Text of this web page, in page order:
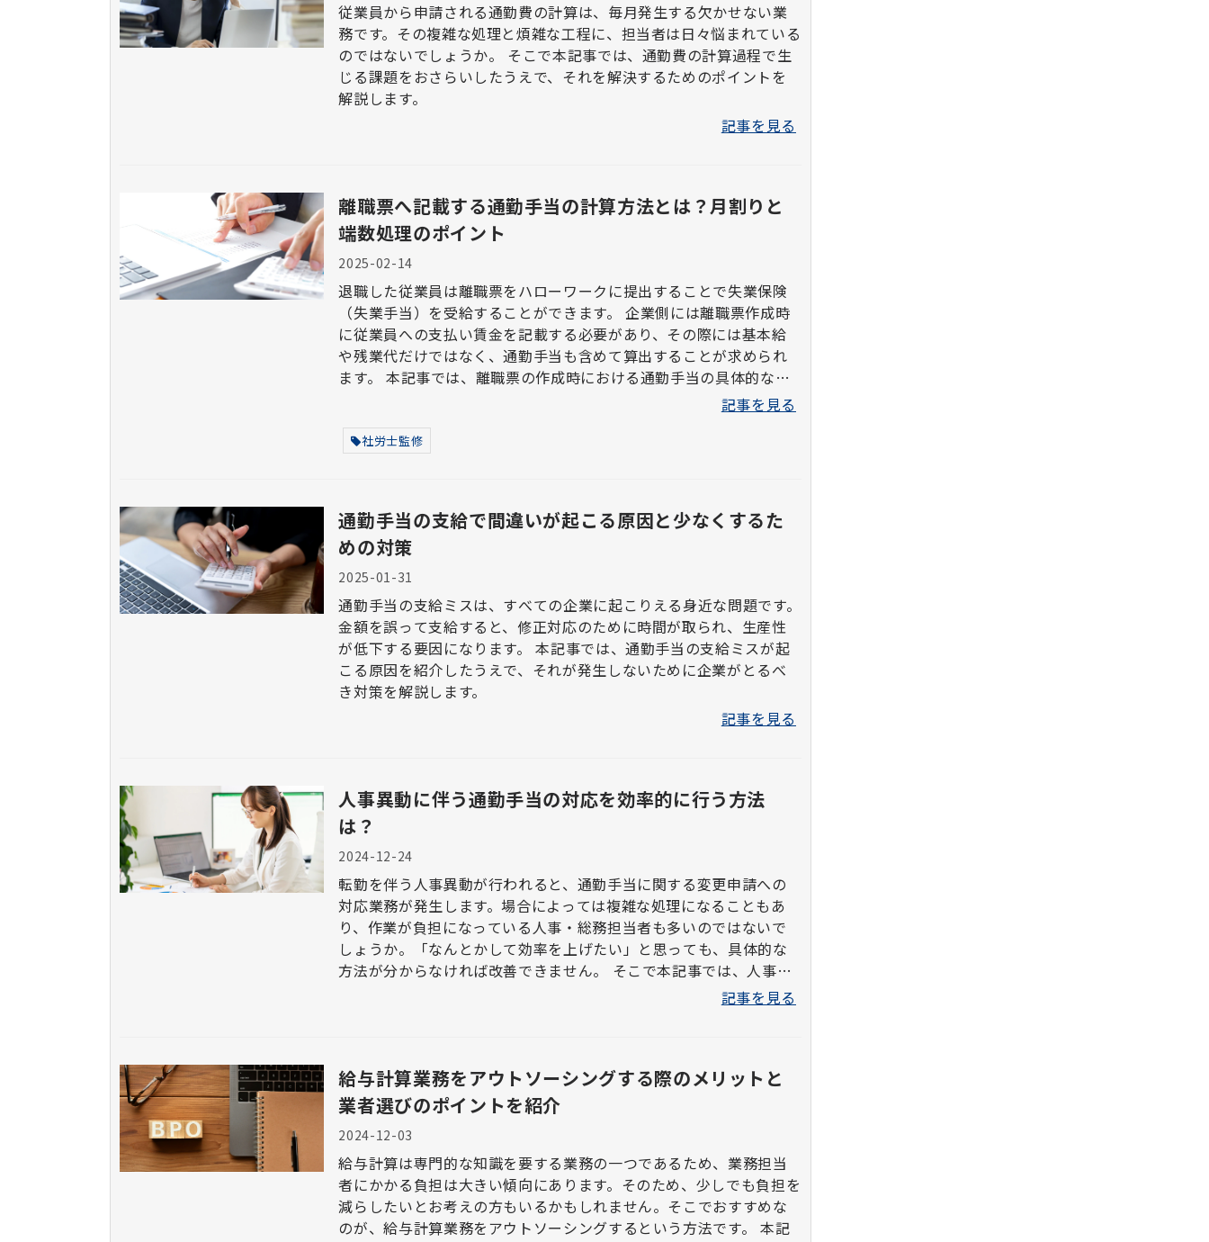
従業員から申請される通勤費の計算は、毎月発生する欠かせない業
務です。その複雑な処理と煩雑な工程に、担当者は日々悩まれている
のではないでしょうか。 そこで本記事では、通勤費の計算過程で生
じる課題をおさらいしたうえで、それを解決するためのポイントを
解説します。
記事を見る
離職票へ記載する通勤手当の計算方法とは？月割りと
端数処理のポイント
2025-02-14
退職した従業員は離職票をハローワークに提出することで失業保険
（失業手当）を受給することができます。 企業側には離職票作成時
に従業員への支払い賃金を記載する必要があり、その際には基本給
や残業代だけではなく、通勤手当も含めて算出することが求められ
ます。 本記事では、離職票の作成時における通勤手当の具体的な計
算方法や、注意すべきポイントについて詳しく解説します。記事を見る
社労士監修
通勤手当の支給で間違いが起こる原因と少なくするた
めの対策
2025-01-31
通勤手当の支給ミスは、すべての企業に起こりえる身近な問題です。
金額を誤って支給すると、修正対応のために時間が取られ、生産性
が低下する要因になります。 本記事では、通勤手当の支給ミスが起
こる原因を紹介したうえで、それが発生しないために企業がとるべ
き対策を解説します。
記事を見る
人事異動に伴う通勤手当の対応を効率的に行う方法
は？
2024-12-24
転勤を伴う人事異動が行われると、通勤手当に関する変更申請への
対応業務が発生します。場合によっては複雑な処理になることもあ
り、作業が負担になっている人事・総務担当者も多いのではないで
しょうか。「なんとかして効率を上げたい」と思っても、具体的な
方法が分からなければ改善できません。 そこで本記事では、人事異
動によって生じる通勤手当の処理業務について、効率化を図る方法
記事を見る
給与計算業務をアウトソーシングする際のメリットと
業者選びのポイントを紹介
2024-12-03
給与計算は専門的な知識を要する業務の一つであるため、業務担当
者にかかる負担は大きい傾向にあります。そのため、少しでも負担を
減らしたいとお考えの方もいるかもしれません。そこでおすすめな
のが、給与計算業務をアウトソーシングするという方法です。 本記